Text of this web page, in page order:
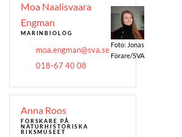
Moa Naalisvaara
Engman
MARINBIOLOG
moa.engman@sva.se
018-67 40 08
Foto: Jonas
Förare/SVA
Anna Roos
FORSKARE PÅ
NATURHISTORISKA
RIKSMUSEET